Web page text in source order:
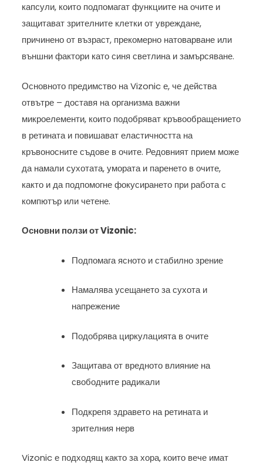
капсули, които подпомагат функциите на очите и
защитават зрителните клетки от увреждане,
причинено от възраст, прекомерно натоварване или
външни фактори като синя светлина и замърсяване.
Основното предимство на Vizonic е, че действа
отвътре – доставя на организма важни
микроелементи, които подобряват кръвообращението
в ретината и повишават еластичността на
кръвоносните съдове в очите. Редовният прием може
да намали сухотата, умората и паренето в очите,
както и да подпомогне фокусирането при работа с
компютър или четене.
Основни ползи от Vizonic:
Подпомага ясното и стабилно зрение
Намалява усещането за сухота и
напрежение
Подобрява циркулацията в очите
Защитава от вредното влияние на
свободните радикали
Подкрепя здравето на ретината и
зрителния нерв
Vizonic е подходящ както за хора, които вече имат